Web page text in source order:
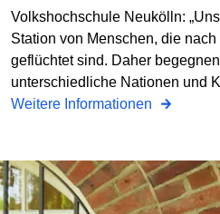
Volkshochschule Neukölln:
Station von Menschen, die
geflüchtet sind. Daher
unterschiedliche Nationen und
Weitere Informationen